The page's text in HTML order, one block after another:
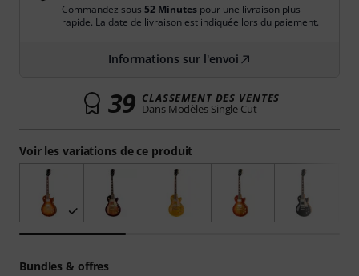
Voir les variations de ce produit
Commandez sous 52 Minutes pour une livraison plus
rapide. La date de livraison est indiquée lors du paiement.
Informations sur l'envoi
39 CLASSEMENT DES VENTES
Dans Modèles Single Cut
Bundles & offres